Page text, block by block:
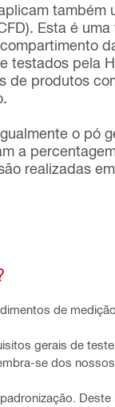
também
Esta é
testados pela
de produtos
o pó
a
realizadas
de
gerais de
se dos